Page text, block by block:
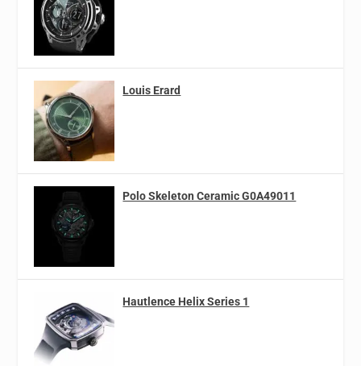
Louis Erard
Polo Skeleton Ceramic G0A49011
Hautlence Helix Series 1